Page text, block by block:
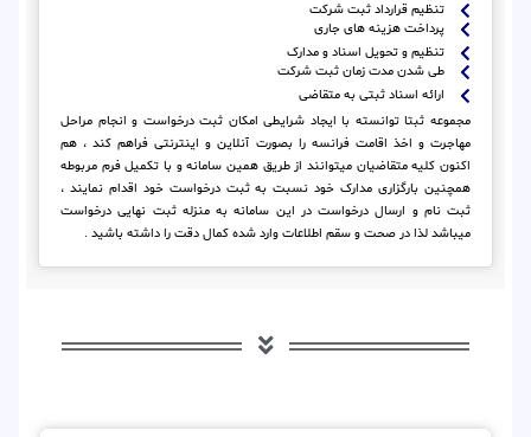
تنظیم قرارداد ثبت شرکت
پرداخت هزینه های جاری
تنظیم و تحویل اسناد و مدارک
طی شدن مدت زمان ثبت شرکت
ارائه اسناد ثبتی به متقاضی
مجموعه ثبتا توانسته با ایجاد شرایطی امکان ثبت درخواست و انجام مراحل
مهاجرت و اخذ اقامت فرانسه را بصورت آنلاین و اینترنتی فراهم کند ، هم
اکنون کلیه متقاضیان میتوانند از طریق همین سامانه و با تکمیل فرم مربوطه
همچنین بارگزاری مدارک خود نسبت به ثبت درخواست خود اقدام نمایند ،
ثبت نام و ارسال درخواست در این سامانه به منزله ثبت نهایی درخواست
میباشد لذا در صحت و سقم اطلاعات وارد شده کمال دقت را داشته باشید .